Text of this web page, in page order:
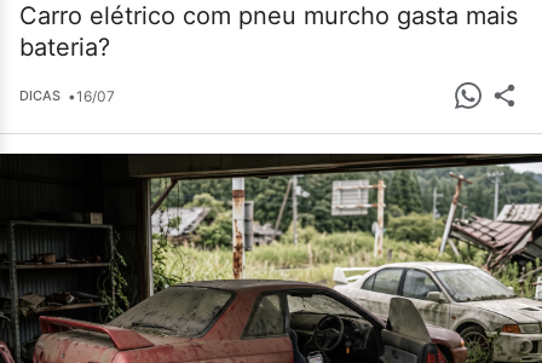
Carro elétrico com pneu murcho gasta mais
bateria?
DICAS •16/07